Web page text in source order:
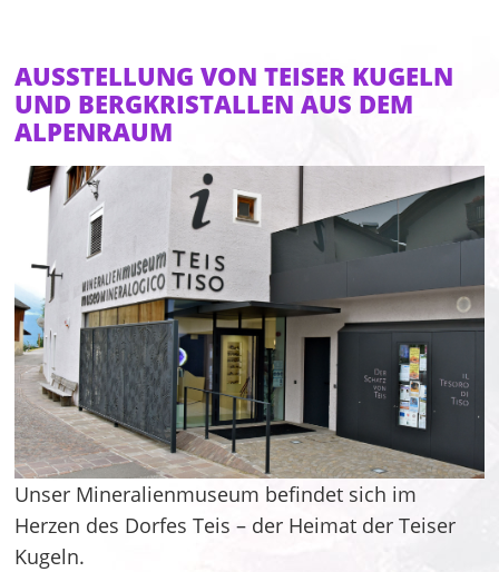
AUSSTELLUNG VON TEISER KUGELN
UND BERGKRISTALLEN AUS DEM
ALPENRAUM
Unser Mineralienmuseum befindet sich im
Herzen des Dorfes Teis – der Heimat der Teiser
Kugeln.